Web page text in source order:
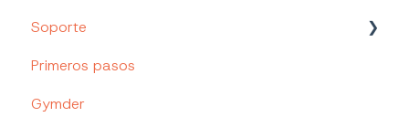
Nuevos Productos y Funcionalidades
Soporte
Canales de soporte
Tu Portal de cliente
Primeros pasos
Gymder